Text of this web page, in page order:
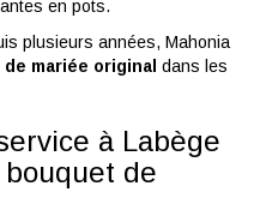
en pots.
plusieurs années, Mahonia
mariée original dans les
à Labège
de